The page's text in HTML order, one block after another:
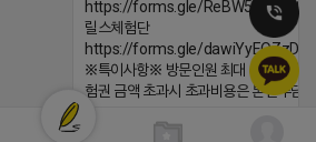
https://forms.gle/
릴스체험단
https://forms.gle/
※특이사항※ 방문인원 최대 4인 까지
험권 금액 초과시 초과비용은 본인부담
2026-04-18 17:12